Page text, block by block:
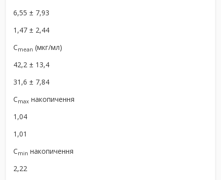
6,55 ± 7,93
1,47 ± 2,44
Cmean (мкг/мл)
42,2 ± 13,4
31,6 ± 7,84
Cmax накопичення
1,04
1,01
Cmin накопичення
2,22